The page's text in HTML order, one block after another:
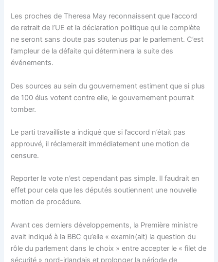
Les proches de Theresa May reconnaissent que l’accord
de retrait de l’UE et la déclaration politique qui le complète
ne seront sans doute pas soutenus par le parlement. C’est
l’ampleur de la défaite qui déterminera la suite des
événements.
Des sources au sein du gouvernement estiment que si plus
de 100 élus votent contre elle, le gouvernement pourrait
tomber.
Le parti travailliste a indiqué que si l’accord n’était pas
approuvé, il réclamerait immédiatement une motion de
censure.
Reporter le vote n’est cependant pas simple. Il faudrait en
effet pour cela que les députés soutiennent une nouvelle
motion de procédure.
Avant ces derniers développements, la Première ministre
avait indiqué à la BBC qu’elle « examin(ait) la question du
rôle du parlement dans le choix » entre accepter le « filet de
sécurité » nord-irlandais et prolonger la période de